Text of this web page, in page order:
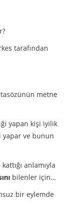
tarafından
metne
yapan kişi iyilik
yapar ve bunun
anlamıyla
bilenler için…
bir eylemde